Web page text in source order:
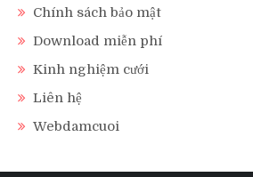
Chính sách bảo mật
Download miễn phí
Kinh nghiệm cưới
Liên hệ
Webdamcuoi